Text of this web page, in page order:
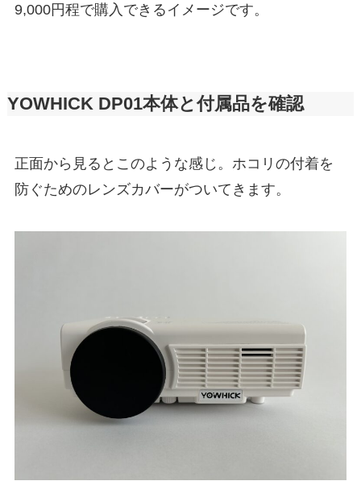
9,000円程で購入できるイメージです。
YOWHICK DP01本体と付属品を確認
正面から見るとこのような感じ。ホコリの付着を
防ぐためのレンズカバーがついてきます。